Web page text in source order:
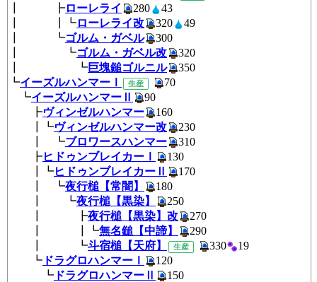
┃ ┣ローレライ 280
43
┃ ┃┗ローレライ改 320
49
┃ ┗ゴルム・ガベル
300
┃ ┗ゴルム・ガベル改
320
┃ ┗巨塊鎚ゴルニル
350
┗イーズルハンマーⅠ 生産
┗イーズルハンマーⅡ
90
┣ヴィンゼルハンマー
160
┃┗ヴィンゼルハンマー改
230
┃ ┗ブロワースハンマー
310
┣ヒドゥンブレイカーⅠ
130
┃┗ヒドゥンブレイカーⅡ
170
┃ ┗夜行槌【常闇】
180
┃ ┗夜行槌【黒染】
250
┃ ┣夜行槌【黒染】改
270
┃ ┃┗無名鎚【中諦】
290
┃ ┗斗宿槌【天府】 生産 330
┗ ドラグロハンマーⅠ
120
┗ ドラグロハンマーⅡ
150